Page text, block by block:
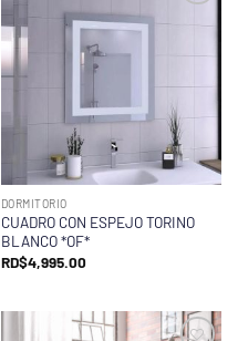
DORMITORIO
CUADRO CON ESPEJO TORINO
BLANCO *OF*
RD$4,995.00